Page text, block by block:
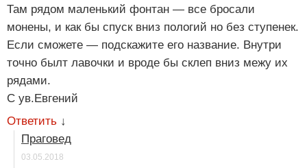
Там рядом маленький фонтан — все бросали
монены, и как бы спуск вниз пологий но без ступенек.
Если сможете — подскажите его название. Внутри
точно былт лавочки и вроде бы склеп вниз межу их
рядами.
С ув.Евгений
Ответить ↓
Праговед
03.05.2018